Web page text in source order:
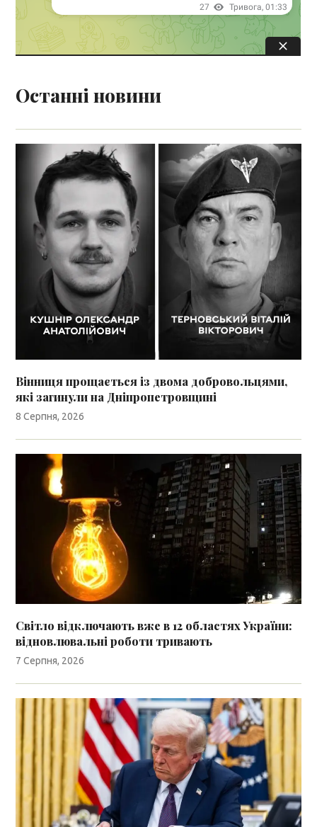
Останні новини
Вінниця прощається із двома добровольцями,
які загинули на Дніпропетровщині
8 Серпня, 2026
Світло відключають вже в 12 областях України:
відновлювальні роботи тривають
7 Серпня, 2026